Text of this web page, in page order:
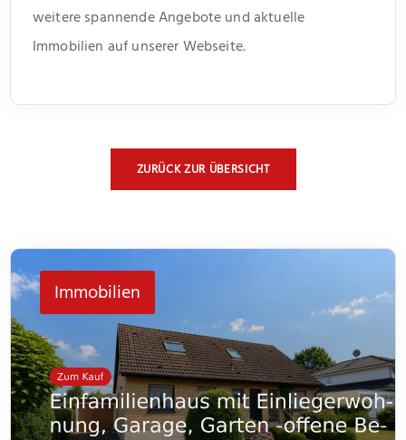
weitere spannende Angebote und aktuelle
Immobilien auf unserer Webseite.
ZURÜCK ZUR ÜBERSICHT
Immobilien